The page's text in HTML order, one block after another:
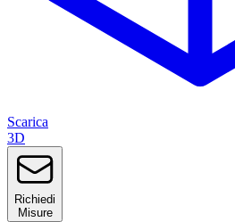
Scarica
3D
Richiedi
Misure